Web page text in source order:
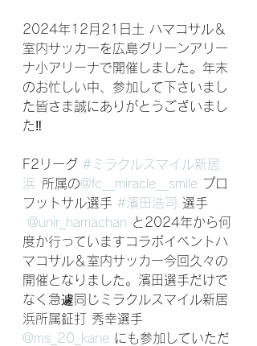
2024年12月21日土 ハマコサル＆
室内サッカーを広島グリーンアリー
ナ小アリーナで開催しました。年末
のお忙しい中、参加して下さいまし
た皆さま誠にありがとうございまし
た‼️
⁣⁣F2リーグ #ミラクルスマイル新居
浜 所属の⁣@fc__miracle__smile ⁣プロ
フットサル選手 #濱田浩司
選手
@unir_hamachan と2024年から何
度か行っていますコラボイベントハ
マコサル＆室内サッカー今回久々の
開催となりました。濱田選手だけで
なく急遽同じミラクルスマイル新居
浜所属鉦打 秀幸選手
@ms_20_kane にも参加していただ